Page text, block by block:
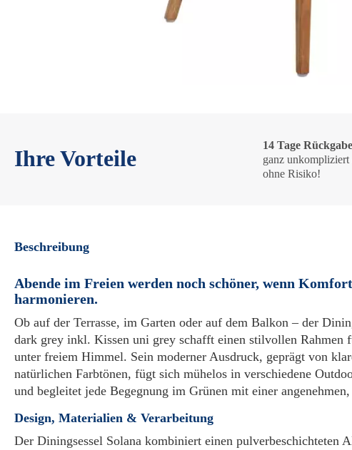
Ihre Vorteile
14 Tage
ganz
ohne Risiko!
Beschreibung
Abende im Freien werden noch schöner, wenn
harmonieren.
Ob auf der Terrasse, im Garten oder auf dem Balkon – der
dark grey inkl. Kissen uni grey schafft einen stilvollen Rahmen
unter freiem Himmel. Sein moderner Ausdruck, geprägt von
natürlichen Farbtönen, fügt sich mühelos in verschiedene
und begleitet jede Begegnung im Grünen mit einer
Design, Materialien & Verarbeitung
Der Diningsessel Solana kombiniert einen pulverbeschichteten